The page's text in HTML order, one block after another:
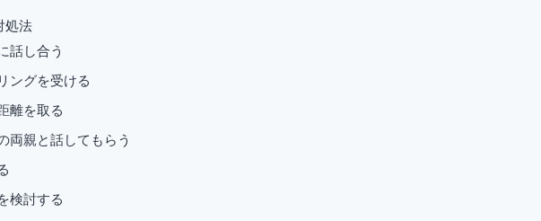
処法
話し合う
ングを受ける
離を取る
両親と話してもらう
検討する